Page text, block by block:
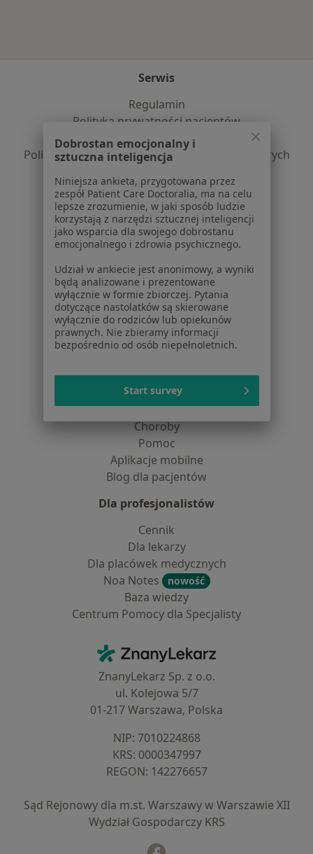
Serwis
Regulamin
Polityka prywatności pacjentów
Polityka prywatności profesjonalistów
Polityka prywatności dla profesjonalistów, których
Polityka cookies
Jak działają wyniki wyszukiwania
Dostępność
O nas
Praca
Partnerzy
Centrum prasowe
Kontakt
Dla pacjentów
Placówki medyczne
Pytania i odpowiedzi
Usługi i zabiegi
Choroby
Pomoc
Aplikacje mobilne
Blog dla pacjentów
Dla profesjonalistów
Cennik
Dla lekarzy
Dla placówek medycznych
Noa Notes
nowość
Baza wiedzy
Centrum Pomocy dla Specjalisty
ZnanyLekarz - Strona główna
ZnanyLekarz Sp. z o.o.
ul. Kolejowa 5/7
01-217 Warszawa, Polska
NIP: ⁠7010224868
KRS: ⁠0000347997
REGON: ⁠142276657
Sąd Rejonowy dla m.st. Warszawy w Warszawie XII
Wydział Gospodarczy KRS
Dobrostan emocjonalny i
sztuczna inteligencja
Niniejsza ankieta, przygotowana przez
zespół Patient Care Doctoralia, ma na celu
lepsze zrozumienie, w jaki sposób ludzie
korzystają z narzędzi sztucznej inteligencji
jako wsparcia dla swojego dobrostanu
emocjonalnego i zdrowia psychicznego.
Udział w ankiecie jest anonimowy, a wyniki
będą analizowane i prezentowane
wyłącznie w formie zbiorczej. Pytania
dotyczące nastolatków są skierowane
wyłącznie do rodziców lub opiekunów
prawnych. Nie zbieramy informacji
bezpośrednio od osób niepełnoletnich.
Start survey